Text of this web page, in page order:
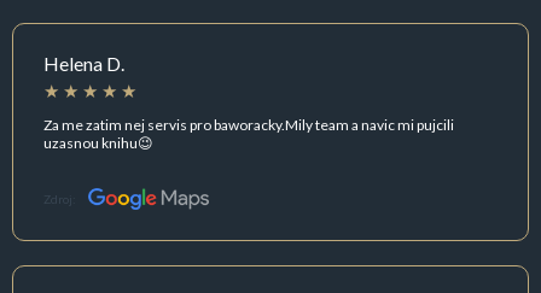
Helena D.
Za me zatim nej servis pro baworacky.Mily team a navic mi pujcili
uzasnou knihu😉
Zdroj: